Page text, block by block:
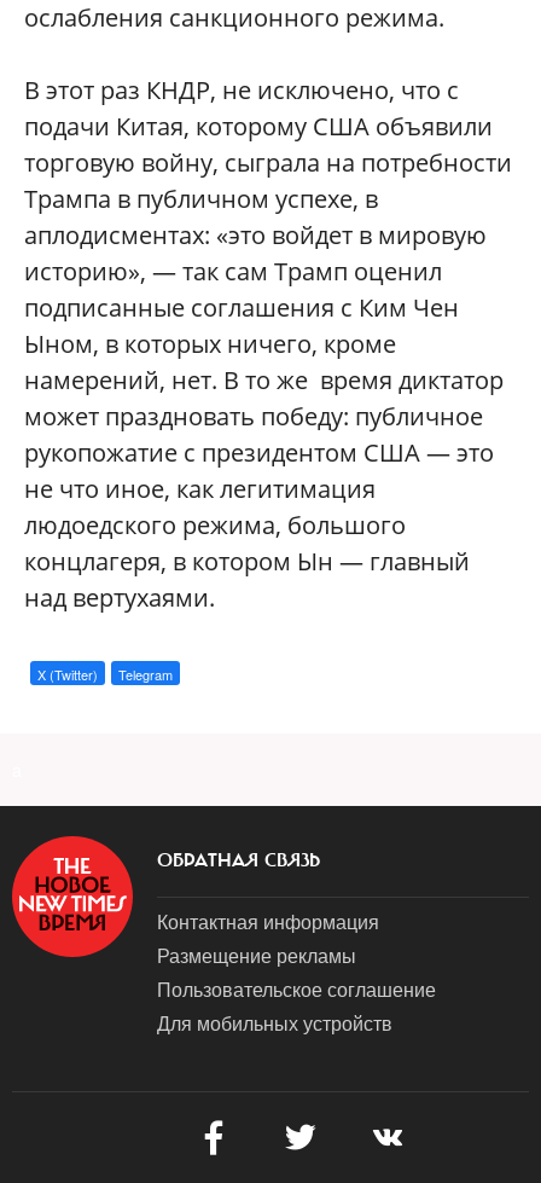
ослабления санкционного режима.
В этот раз КНДР, не исключено, что с
подачи Китая, которому США объявили
торговую войну, сыграла на потребности
Трампа в публичном успехе, в
аплодисментах: «это войдет в мировую
историю», — так сам Трамп оценил
подписанные соглашения с Ким Чен
Ыном, в которых ничего, кроме
намерений, нет. В то же время диктатор
может праздновать победу: публичное
рукопожатие с президентом США — это
не что иное, как легитимация
людоедского режима, большого
концлагеря, в котором Ын — главный
над вертухаями.
X (Twitter) Telegram
ОБРАТНАЯ СВЯЗЬ
Контактная информация
Размещение рекламы
Пользовательское соглашение
Для мобильных устройств